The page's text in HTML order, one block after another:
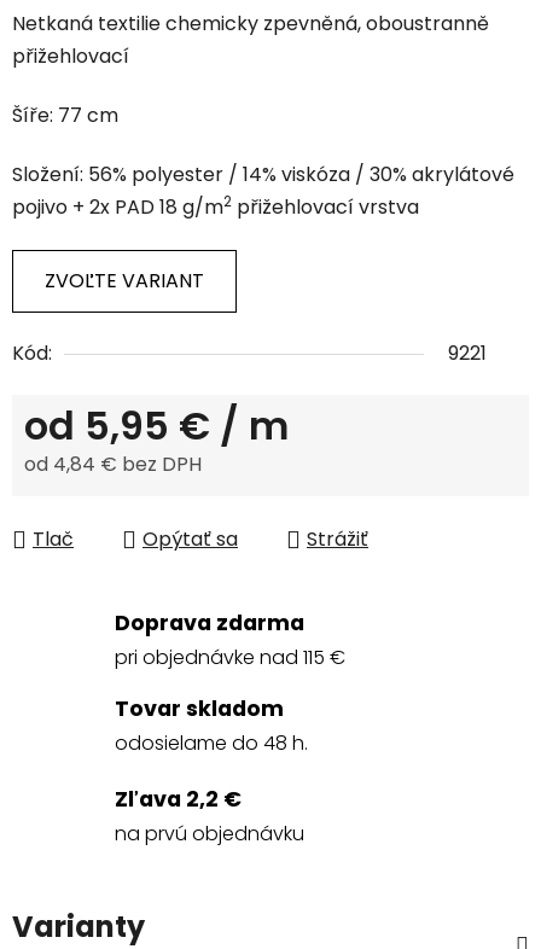
Netkaná textilie chemicky zpevněná, oboustranně
přižehlovací
Šíře: 77 cm
Složení: 56% polyester / 14% viskóza / 30% akrylátové
pojivo + 2x PAD 18 g/m2 přižehlovací vrstva
ZVOĽTE VARIANT
Kód: 9221
od 5,95 € / m
od 4,84 € bez DPH
Tlač
Opýtať sa Strážiť
Doprava zdarma
pri objednávke nad 115 €
Tovar skladom
odosielame do 48 h.
Zľava 2,2 €
na prvú objednávku
Varianty